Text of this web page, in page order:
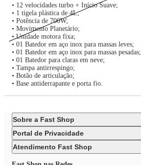
• 12 velocidades turbo + Início Suave;
• 1 tigela plástica de 4L;
• Potência de 700W;
• Movimento Planetário;
• Unidade motora fixa;
• 01 Batedor em aço inox para massas leves;
• 01 Batedor em aço inox para massas pesadas;
• 01 Batedor para claras em neve;
• Tampa antirrespingo;
• Botão de articulação;
• Base antiderrapante e porta fio.
Sobre a Fast Shop
Portal de Privacidade
Atendimento Fast Shop